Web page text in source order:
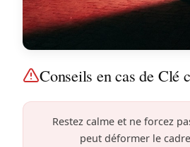
Conseils en cas de Clé
Restez calme et ne forcez
peut déformer le